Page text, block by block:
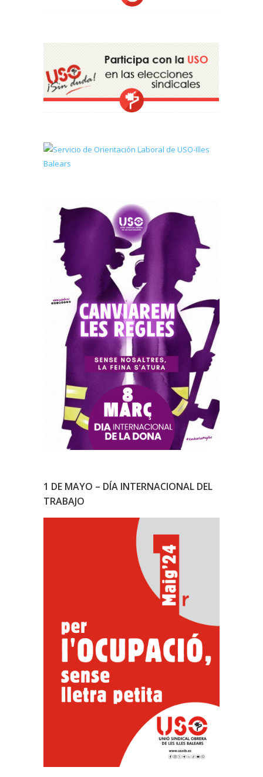
1 DE MAYO – DÍA INTERNACIONAL DEL
TRABAJO